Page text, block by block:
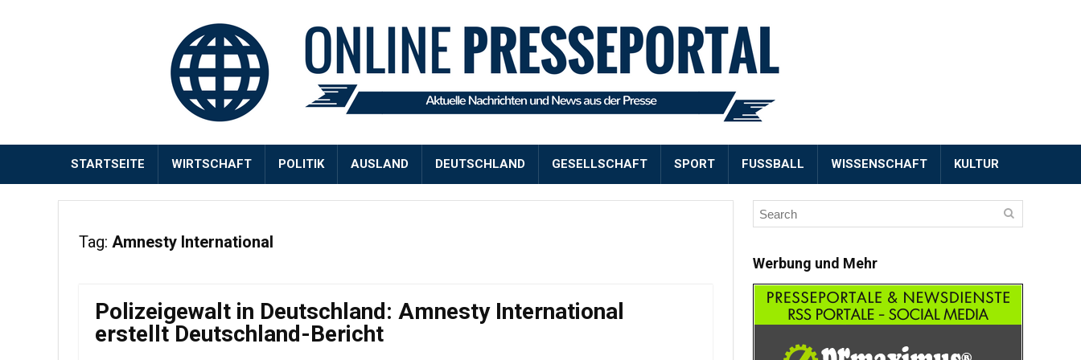
STARTSEITE WIRTSCHAFT POLITIK AUSLAND DEUTSCHLAND GESELLSCHAFT SPORT FUSSBALL WISSENSCHAFT KULTUR
Tag: Amnesty International
Polizeigewalt in Deutschland: Amnesty International
erstellt Deutschland-Bericht
Werbung und Mehr